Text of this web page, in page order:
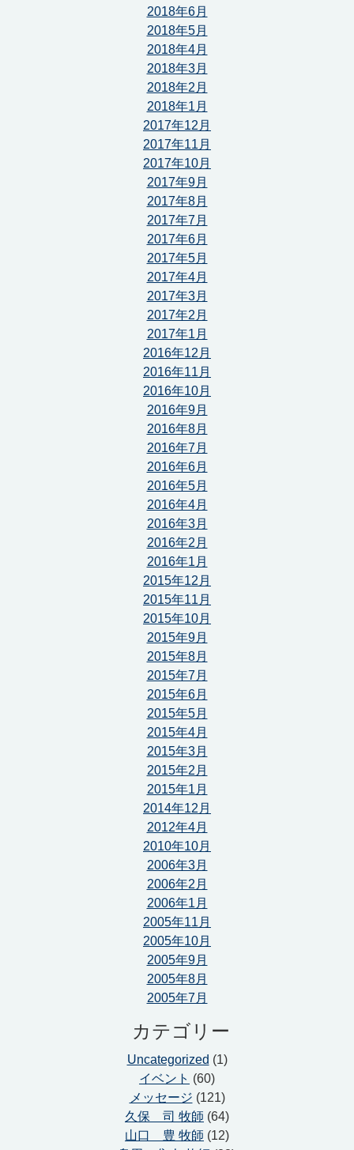
2018年6月
2018年5月
2018年4月
2018年3月
2018年2月
2018年1月
2017年12月
2017年11月
2017年10月
2017年9月
2017年8月
2017年7月
2017年6月
2017年5月
2017年4月
2017年3月
2017年2月
2017年1月
2016年12月
2016年11月
2016年10月
2016年9月
2016年8月
2016年7月
2016年6月
2016年5月
2016年4月
2016年3月
2016年2月
2016年1月
2015年12月
2015年11月
2015年10月
2015年9月
2015年8月
2015年7月
2015年6月
2015年5月
2015年4月
2015年3月
2015年2月
2015年1月
2014年12月
2012年4月
2010年10月
2006年3月
2006年2月
2006年1月
2005年11月
2005年10月
2005年9月
2005年8月
2005年7月
カテゴリー
Uncategorized (1)
イベント (60)
メッセージ (121)
久保 司 牧師 (64)
山口 豊 牧師 (12)